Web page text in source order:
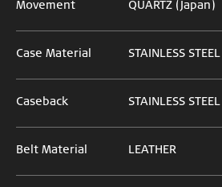
Movement QUARTZ (Japan)
Case Material STAINLESS STEEL
Caseback STAINLESS STEEL
Belt Material LEATHER